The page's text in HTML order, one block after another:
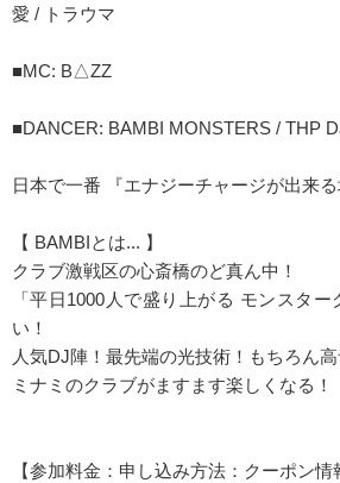
愛 / トラウマ
■MC: B△ZZ
■DANCER: BAMBI MONSTERS / THP
日本で一番 『エナジーチャージが出来る
【 BAMBIとは... 】
クラブ激戦区の心斎橋のど真ん中！
「平日1000人で盛り上がる モンスタ
い！
人気DJ陣！最先端の光技術！もちろん高
ミナミのクラブがますます楽しくなる！
【参加料金：申し込み方法：クーポン情